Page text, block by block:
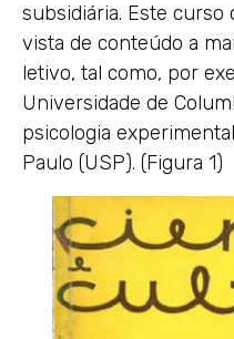
subsidiária. Este
vista de conteúdo a
letivo, tal como, por
Universidade de
psicologia
Paulo (USP). (Figura 1)